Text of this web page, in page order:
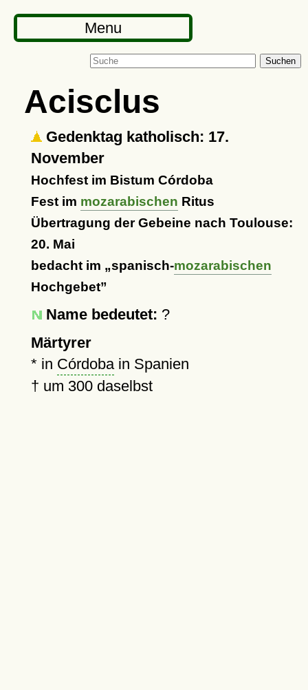
Menu
Suchen
Acisclus
Gedenktag katholisch: 17.
November
Hochfest im Bistum Córdoba
Fest im mozarabischen Ritus
Übertragung der Gebeine nach Toulouse:
20. Mai
bedacht im
spanisch-mozarabischen
Hochgebet
Name bedeutet: ?
Märtyrer
* in Córdobain Spanien
† um 300daselbst